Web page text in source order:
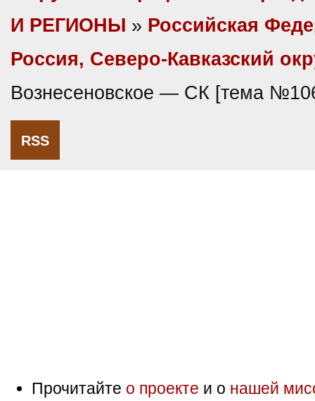
И РЕГИОНЫ » Российская
Россия, Северо-Кавказский
Вознесеновское — СК [тема
RSS
Прочитайте о проекте и о нашей